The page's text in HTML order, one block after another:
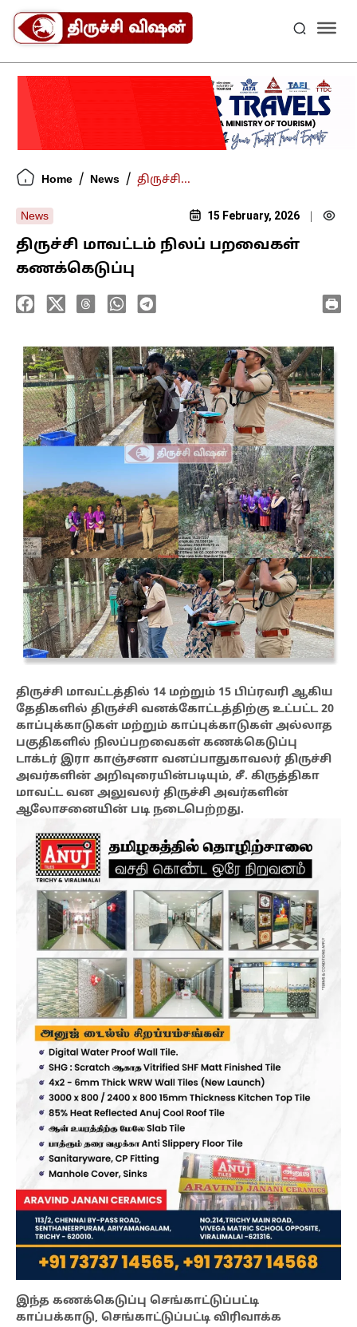
Home / News / திருச்சி...
News 15 February, 2026
திருச்சி மாவட்டம் நிலப் பறவைகள்
கணக்கெடுப்பு
திருச்சி மாவட்டத்தில் 14 மற்றும் 15 பிப்ரவரி ஆகிய
தேதிகளில் திருச்சி வனக்கோட்டத்திற்கு உட்பட்ட 20
காப்புக்காடுகள் மற்றும் காப்புக்காடுகள் அல்லாத
பகுதிகளில் நிலப்பறவைகள் கணக்கெடுப்பு
டாக்டர் இரா காஞ்சனா வனப்பாதுகாவலர் திருச்சி
அவர்களின் அறிவுரையின்படியும், சீ. கிருத்திகா
மாவட்ட வன அலுவலர் திருச்சி அவர்களின்
ஆலோசனையின் படி நடைபெற்றது.
இந்த கணக்கெடுப்பு செங்காட்டுப்பட்டி
காப்பக்காடு, செங்காட்டுப்பட்டி விரிவாக்க